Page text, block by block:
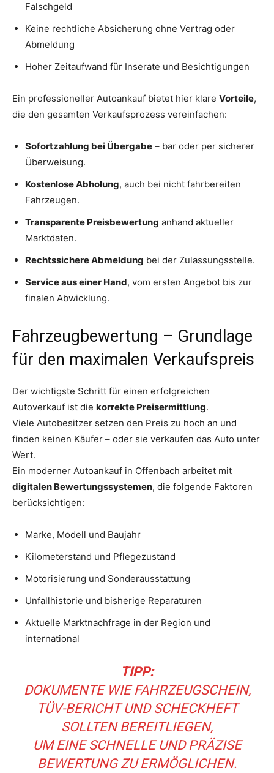
Falschgeld
Keine rechtliche Absicherung ohne Vertrag oder
Abmeldung
Hoher Zeitaufwand für Inserate und Besichtigungen
Ein professioneller Autoankauf bietet hier klare Vorteile,
die den gesamten Verkaufsprozess vereinfachen:
Sofortzahlung bei Übergabe – bar oder per sicherer
Überweisung.
Kostenlose Abholung, auch bei nicht fahrbereiten
Fahrzeugen.
Transparente Preisbewertung anhand aktueller
Marktdaten.
Rechtssichere Abmeldung bei der Zulassungsstelle.
Service aus einer Hand, vom ersten Angebot bis zur
finalen Abwicklung.
Fahrzeugbewertung – Grundlage
für den maximalen Verkaufspreis
Der wichtigste Schritt für einen erfolgreichen
Autoverkauf ist die korrekte Preisermittlung.
Viele Autobesitzer setzen den Preis zu hoch an und
finden keinen Käufer – oder sie verkaufen das Auto unter
Wert.
Ein moderner Autoankauf in Offenbach arbeitet mit
digitalen Bewertungssystemen, die folgende Faktoren
berücksichtigen:
Marke, Modell und Baujahr
Kilometerstand und Pflegezustand
Motorisierung und Sonderausstattung
Unfallhistorie und bisherige Reparaturen
Aktuelle Marktnachfrage in der Region und
international
TIPP:
DOKUMENTE WIE FAHRZEUGSCHEIN,
TÜV-BERICHT UND SCHECKHEFT
SOLLTEN BEREITLIEGEN,
UM EINE SCHNELLE UND PRÄZISE
BEWERTUNG ZU ERMÖGLICHEN.